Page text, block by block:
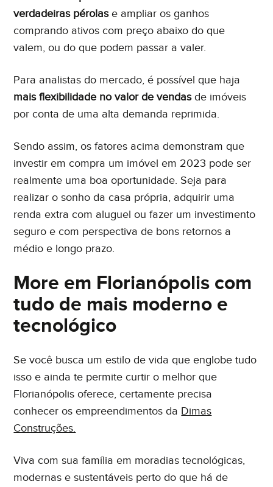
verdadeiras pérolase ampliar os ganhos
comprando ativos com preço abaixo do que
valem, ou do que podem passar a valer.
Para analistas do mercado, é possível que haja
mais flexibilidade no valor de vendasde imóveis
por conta de uma alta demanda reprimida.
Sendo assim, os fatores acima demonstram que
investir em compra um imóvel em 2023 pode ser
realmente uma boa oportunidade. Seja para
realizar o sonho da casa própria, adquirir uma
renda extra com aluguel ou fazer um investimento
seguro e com perspectiva de bons retornos a
médio e longo prazo.
More em Florianópolis com
tudo de mais moderno e
tecnológico
Se você busca um estilo de vida que englobe tudo
isso e ainda te permite curtir o melhor que
Florianópolis oferece, certamente precisa
conhecer os empreendimentos da Dimas
Construções.
Viva com sua família em moradias tecnológicas,
modernas e sustentáveis perto do que há de